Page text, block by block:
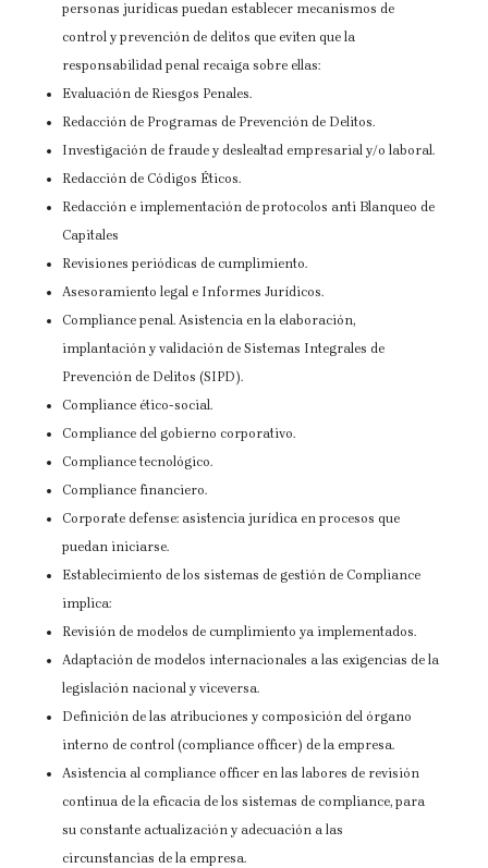
personas jurídicas puedan establecer mecanismos de
control y prevención de delitos que eviten que la
responsabilidad penal recaiga sobre ellas:
Evaluación de Riesgos Penales.
Redacción de Programas de Prevención de Delitos.
Investigación de fraude y deslealtad empresarial y/o laboral.
Redacción de Códigos Éticos.
Redacción e implementación de protocolos anti Blanqueo de
Capitales
Revisiones periódicas de cumplimiento.
Asesoramiento legal e Informes Jurídicos.
Compliance penal. Asistencia en la elaboración,
implantación y validación de Sistemas Integrales de
Prevención de Delitos (SIPD).
Compliance ético-social.
Compliance del gobierno corporativo.
Compliance tecnológico.
Compliance financiero.
Corporate defense: asistencia jurídica en procesos que
puedan iniciarse.
Establecimiento de los sistemas de gestión de Compliance
implica:
Revisión de modelos de cumplimiento ya implementados.
Adaptación de modelos internacionales a las exigencias de la
legislación nacional y viceversa.
Definición de las atribuciones y composición del órgano
interno de control (compliance officer) de la empresa.
Asistencia al compliance officer en las labores de revisión
continua de la eficacia de los sistemas de compliance, para
su constante actualización y adecuación a las
circunstancias de la empresa.